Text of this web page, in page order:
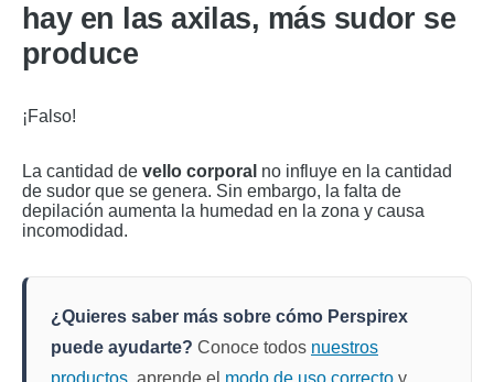
hay en las axilas, más sudor se
produce
¡Falso!
La cantidad de vello corporal no influye en la cantidad
de sudor que se genera. Sin embargo, la falta de
depilación aumenta la humedad en la zona y causa
incomodidad.
¿Quieres saber más sobre cómo Perspirex
puede ayudarte? Conoce todos nuestros
productos , aprende el modo de uso correcto y